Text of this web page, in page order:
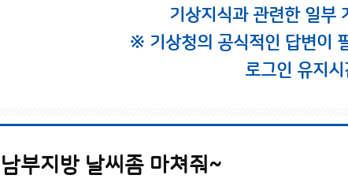
기상지식과 관련한 일부
※ 기상청의 공식적인 답변이
로그인 유지
남부지방 날씨좀 마쳐줘~